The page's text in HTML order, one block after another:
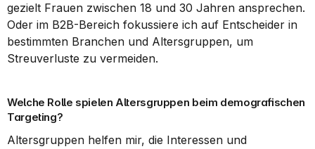
gezielt Frauen zwischen 18 und 30 Jahren ansprechen.
Oder im B2B-Bereich fokussiere ich auf Entscheider in
bestimmten Branchen und Altersgruppen, um
Streuverluste zu vermeiden.
Welche Rolle spielen Altersgruppen beim demografischen
Targeting?
Altersgruppen helfen mir, die Interessen und